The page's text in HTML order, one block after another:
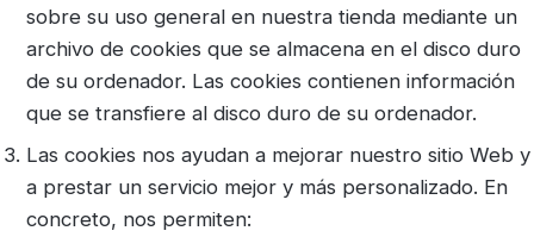
sobre su uso general en nuestra tienda mediante un
archivo de cookies que se almacena en el disco duro
de su ordenador. Las cookies contienen información
que se transfiere al disco duro de su ordenador.
Las cookies nos ayudan a mejorar nuestro sitio Web y
a prestar un servicio mejor y más personalizado. En
concreto, nos permiten: